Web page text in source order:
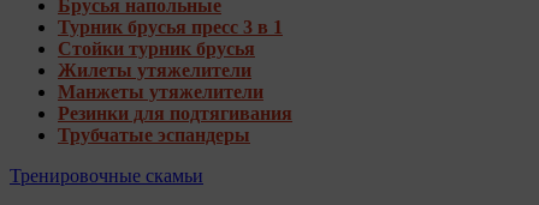
Брусья напольные
Турник брусья пресс 3 в 1
Стойки турник брусья
Жилеты утяжелители
Манжеты утяжелители
Резинки для подтягивания
Трубчатые эспандеры
Тренировочные скамьи